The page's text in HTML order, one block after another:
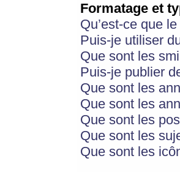
Formatage et
Qu’est-ce que
Puis-je utiliser
Que sont les
Puis-je publier
Que sont les
Que sont les
Que sont les
Que sont les
Que sont les